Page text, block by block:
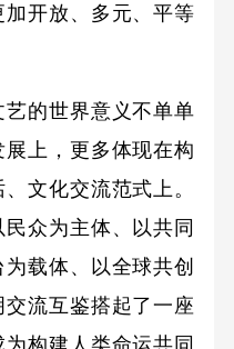
开放、多元、平等
的世界意义不单单
上，更多体现在构
文化交流范式上。
众为主体、以共同
载体、以全球共创
流互鉴搭起了一座
构建人类命运共同